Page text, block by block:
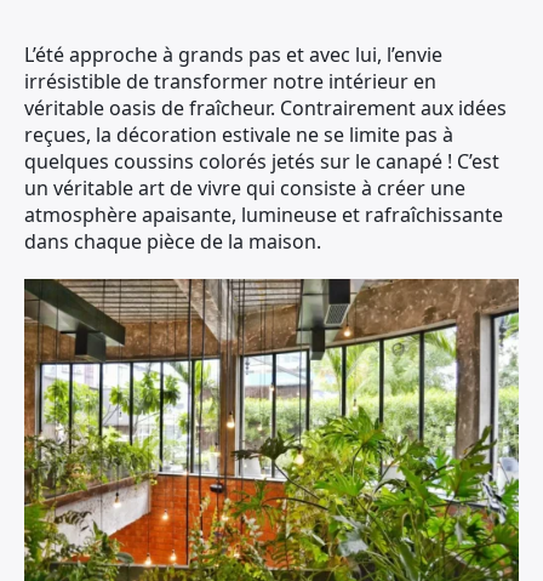
L’été approche à grands pas et avec lui, l’envie
irrésistible de transformer notre intérieur en
véritable oasis de fraîcheur. Contrairement aux idées
reçues, la décoration estivale ne se limite pas à
quelques coussins colorés jetés sur le canapé ! C’est
un véritable art de vivre qui consiste à créer une
atmosphère apaisante, lumineuse et rafraîchissante
dans chaque pièce de la maison.